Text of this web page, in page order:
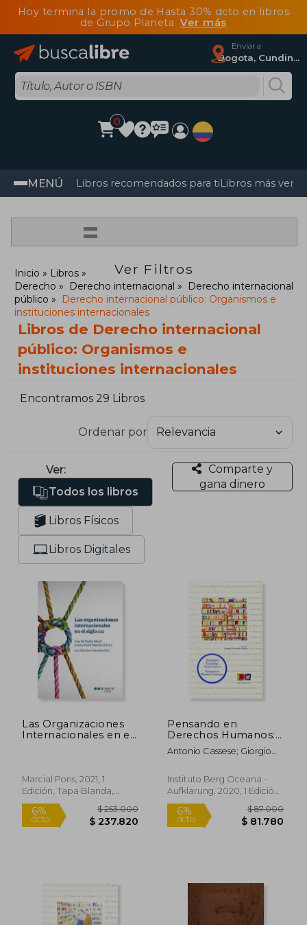
Hoy termina la promo de Hasta 30% dcto en libros
de Grupo Planeta Ver más
Enviar a
Bogota, Cundinamarca
0
MENÚ Libros recomendados para tiLibros más
=
Ver Filtros
Inicio
Libros
Derecho
Derecho internacional
Derecho internacional
público
Derecho internacional público: Organismos e
instituciones internacionales
Libros de Derecho internacional
público: Organismos e
instituciones internacionales
Encontramos 29 Libros
Ordenar por
Ver:
Todos los libros
Libros Físicos
Libros Digitales
Comparte y
gana dinero
Las Organizaciones
Internacionales en el
Marcial Pons, 2021, 1
Edición, Tapa Blanda,
Nuevo
$ 237.820
Pensando en
Derechos Humanos:
Reflexiones Desde el
Derecho
Antonio Cassese; Giorgio
Instituto Berg Oceana -
Aufklarung, 2020, 1 Edición,
Tapa Dura, Nuevo
dcto.